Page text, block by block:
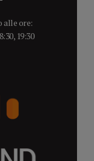
alle ore:
19:30